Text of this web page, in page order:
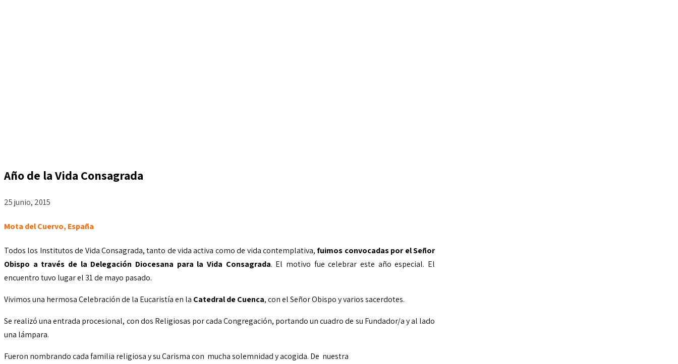
Año de la Vida Consagrada
25 junio, 2015
Mota del Cuervo, España
Todos los Institutos de Vida Consagrada, tanto de vida activa como de vida contemplativa, fuimos convocadas por el Señor
Obispo a través de la Delegación Diocesana para la Vida Consagrada. El motivo fue celebrar este año especial. El
encuentro tuvo lugar el 31 de mayo pasado.
Vivimos una hermosa Celebración de la Eucaristía en la Catedral de Cuenca, con el Señor Obispo y varios sacerdotes.
Se realizó una entrada procesional, con dos Religiosas por cada Congregación, portando un cuadro de su Fundador/a y al lado
una lámpara.
Fueron nombrando cada familia religiosa y su Carisma con mucha solemnidad y acogida. De nuestra